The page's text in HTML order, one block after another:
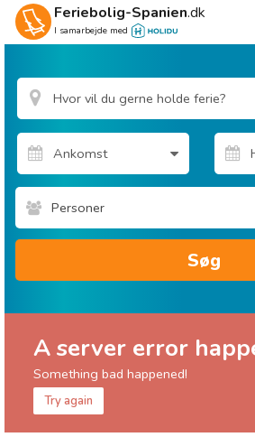
Feriebolig-Spanien.dk
I samarbejde med
Personer
Søg
A server error
Something bad happened!
Try again